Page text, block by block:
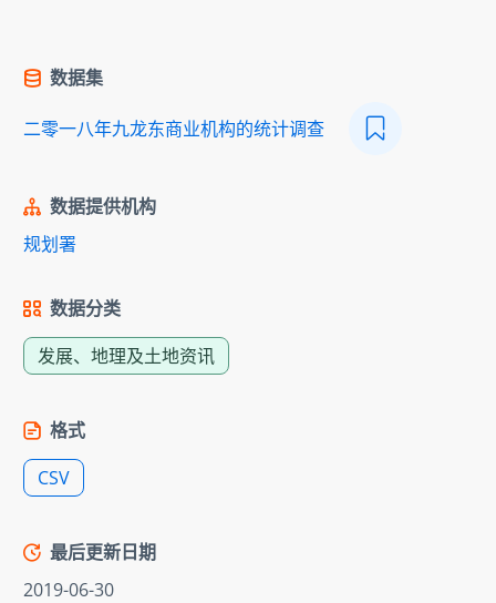
数据集
二零一八年九龙东商业机构的统计调查
数据提供机构
规划署
数据分类
发展、地理及土地资讯
格式
CSV
最后更新日期
2019-06-30